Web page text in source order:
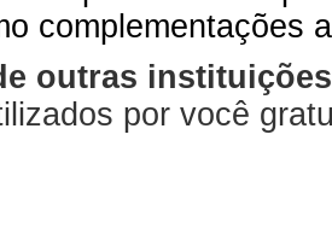
complementações
outras
por você